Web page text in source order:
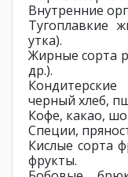
Внутренние
Тугоплавкие
утка).
Жирные сорта
др.).
черный хлеб,
Кофе, какао,
Специи,
Кислые сорта
фрукты.